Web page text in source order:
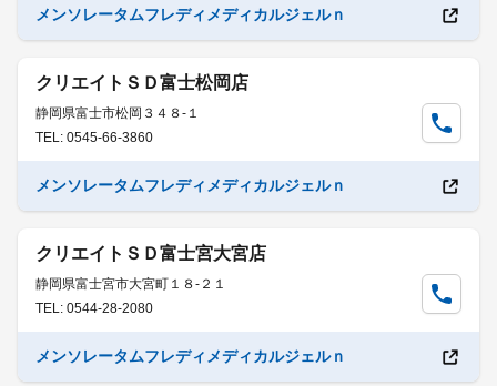
メンソレータムフレディメディカルジェルｎ
クリエイトＳＤ富士松岡店
静岡県富士市松岡３４８-１
TEL: 0545-66-3860
メンソレータムフレディメディカルジェルｎ
クリエイトＳＤ富士宮大宮店
静岡県富士宮市大宮町１８-２１
TEL: 0544-28-2080
メンソレータムフレディメディカルジェルｎ